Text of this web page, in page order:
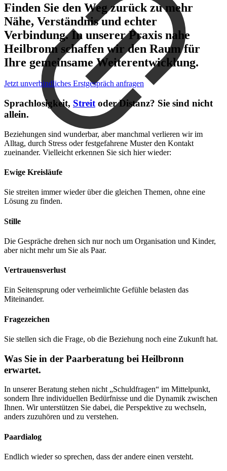
Finden Sie den Weg zurück zu mehr
Nähe, Verständnis und echter
Verbindung. In unserer Praxis nahe
Heilbronn schaffen wir den Raum für
Ihre gemeinsame Weiterentwicklung.
Jetzt unverbindliches Erstgespräch anfragen
Sprachlosigkeit, Streit oder Distanz? Sie sind nicht
allein.
Beziehungen sind wunderbar, aber manchmal verlieren wir im
Alltag, durch Stress oder festgefahrene Muster den Kontakt
zueinander. Vielleicht erkennen Sie sich hier wieder:
Ewige Kreisläufe
Sie streiten immer wieder über die gleichen Themen, ohne eine
Lösung zu finden.
Stille
Die Gespräche drehen sich nur noch um Organisation und Kinder,
aber nicht mehr um Sie als Paar.
Vertrauensverlust
Ein Seitensprung oder verheimlichte Gefühle belasten das
Miteinander.
Fragezeichen
Sie stellen sich die Frage, ob die Beziehung noch eine Zukunft hat.
Was Sie in der Paarberatung bei Heilbronn
erwartet.
In unserer Beratung stehen nicht „Schuldfragen“ im Mittelpunkt,
sondern Ihre individuellen Bedürfnisse und die Dynamik zwischen
Ihnen. Wir unterstützen Sie dabei, die Perspektive zu wechseln,
anders zuzuhören und zu verstehen.
Paardialog
Endlich wieder so sprechen, dass der andere einen versteht.